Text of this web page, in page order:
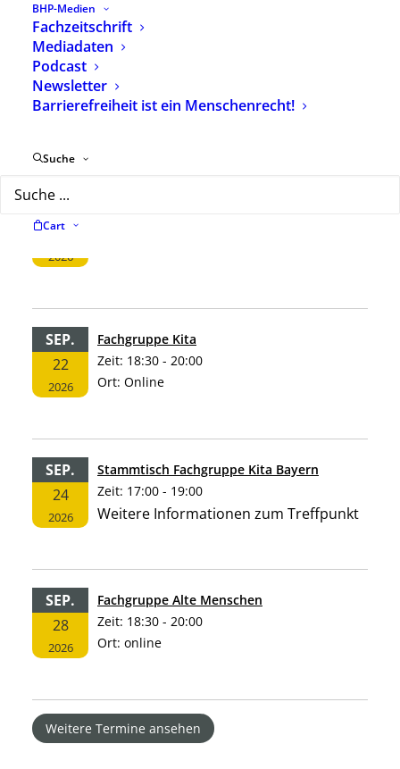
BHP-Medien
Fachzeitschrift
Mediadaten
Podcast
Newsletter
Barrierefreiheit ist ein Menschenrecht!
Suche
Cart
Aktuelle Termine
SEP.
10
Zeit:18:30 - 20:00
17
2026
SEP.
22
2026
Fachgruppe Kita
Zeit: 18:30 - 20:00
Ort: Online
SEP.
24
2026
Stammtisch Fachgruppe Kita Bayern
Zeit: 17:00 - 19:00
Weitere Informationen zum Treffpunkt
SEP.
28
2026
Fachgruppe Alte Menschen
Zeit: 18:30 - 20:00
Ort: online
Weitere Termine ansehen